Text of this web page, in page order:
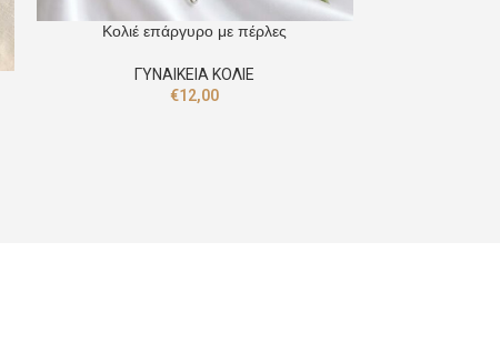
Κολιέ επάργυρο με πέρλες
ΓΥΝΑΙΚΕΙΑ ΚΟΛΙΕ
€12,00